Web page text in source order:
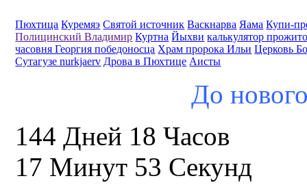
Пюхтица Куремяэ Святой источник Васкнарва Яама Купи-
Полицинский Владимир Куртна Йыхви калькулятор
часовня Георгия победоносца Храм пророка Ильи Церковь
Сутагузе nurkjaerv Дрова в Пюхтице Аисты
До
144 Дней 18 Часов
17 Минут 52 Секунд